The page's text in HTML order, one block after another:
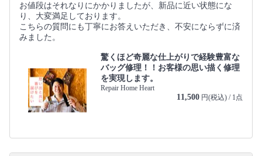
お値段はそれなりにかかりましたが、新品に近い状態にな
り、大変満足しております。
こちらの質問にも丁寧にお答えいただき、不安にならずに済
みました。
驚くほど奇麗な仕上がりで経験豊富な
バッグ修理！！お客様の思い描く修理
を実現します。
Repair Home Heart
11,500 円(税込) / 1点